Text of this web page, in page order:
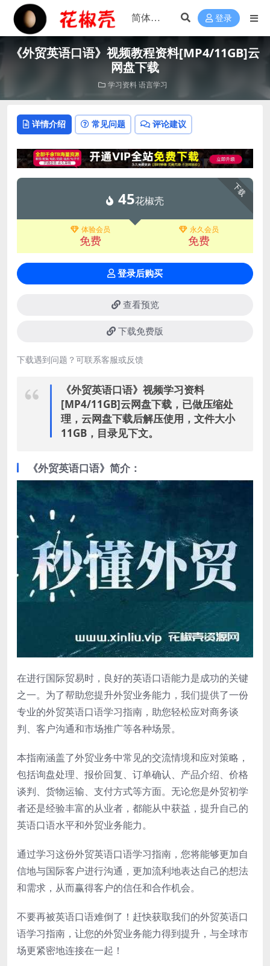
登录
《外贸英语口语》视频教程资料[MP4/11GB]云
网盘下载
学习资料 语言学习
详情介绍 常见问题 评论建议
下载
45花椒壳
体验会员
免费
永久会员
免费
登录后购买
查看预览
下载免费版
下载遇到问题？可联系客服或反馈
《外贸英语口语》视频学习资料
[MP4/11GB]云网盘下载，已做压缩处
理，云网盘下载后解压使用，文件大小
11GB，目录见下文。
《外贸英语口语》简介：
在进行国际贸易时，良好的英语口语能力是成功的关键
之一。为了帮助您提升外贸业务能力，我们提供了一份
专业的外贸英语口语学习指南，助您轻松应对商务谈
判、客户沟通和市场推广等各种场景。
本指南涵盖了外贸业务中常见的交流情境和应对策略，
包括询盘处理、报价回复、订单确认、产品介绍、价格
谈判、货物运输、支付方式等方面。无论您是外贸初学
者还是经验丰富的从业者，都能从中获益，提升自己的
英语口语水平和外贸业务能力。
通过学习这份外贸英语口语学习指南，您将能够更加自
信地与国际客户进行沟通，更加流利地表达自己的想法
和需求，从而赢得客户的信任和合作机会。
不要再被英语口语难倒了！赶快获取我们的外贸英语口
语学习指南，让您的外贸业务能力得到提升，与全球市
场更紧密地连接在一起！